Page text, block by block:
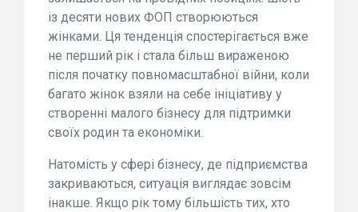
із десяти нових ФОП створюються
жінками. Ця тенденція спостерігається вже
не перший рік і стала більш вираженою
після початку повномасштабної війни, коли
багато жінок взяли на себе ініціативу у
створенні малого бізнесу для підтримки
своїх родин та економіки.
Натомість у сфері бізнесу, де підприємства
закриваються, ситуація виглядає зовсім
інакше. Якщо рік тому більшість тих, хто